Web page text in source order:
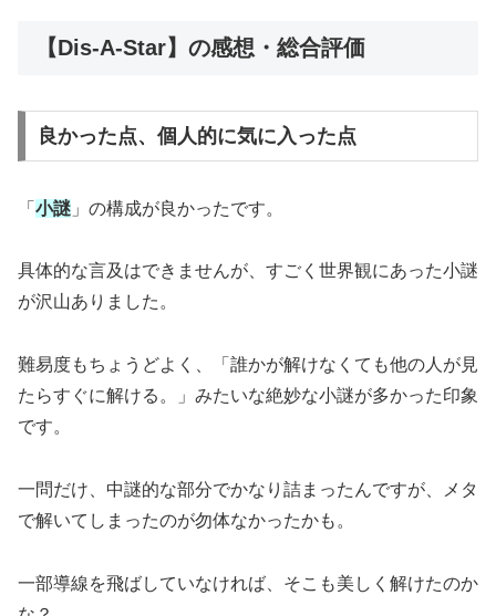
【Dis-A-Star】の感想・総合評価
良かった点、個人的に気に入った点
「 小謎 」の構成が良かったです。
具体的な言及はできませんが、すごく世界観にあった小謎
が沢山ありました。
難易度もちょうどよく、「誰かが解けなくても他の人が見
たらすぐに解ける。」みたいな絶妙な小謎が多かった印象
です。
一問だけ、中謎的な部分でかなり詰まったんですが、メタ
で解いてしまったのが勿体なかったかも。
一部導線を飛ばしていなければ、そこも美しく解けたのか